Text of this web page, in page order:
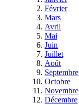
Février
Mars
Avril
Mai
Juin
Juillet
Août
Septembre
Octobre
Novembre
Décembre